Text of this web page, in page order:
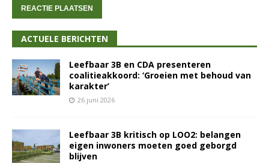
ACTUELE BERICHTEN
Leefbaar 3B en CDA presenteren
coalitieakkoord: ‘Groeien met behoud van
karakter’
26 juni 2026
Leefbaar 3B kritisch op LOO2: belangen
eigen inwoners moeten goed geborgd
blijven